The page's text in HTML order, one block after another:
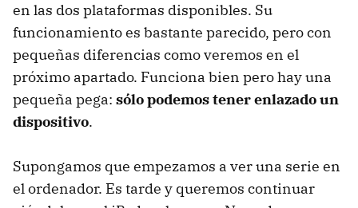
en las dos plataformas disponibles. Su
funcionamiento es bastante parecido, pero con
pequeñas diferencias como veremos en el
próximo apartado. Funciona bien pero hay una
pequeña pega: sólo podemos tener enlazado un
dispositivo.
Supongamos que empezamos a ver una serie en
el ordenador. Es tarde y queremos continuar